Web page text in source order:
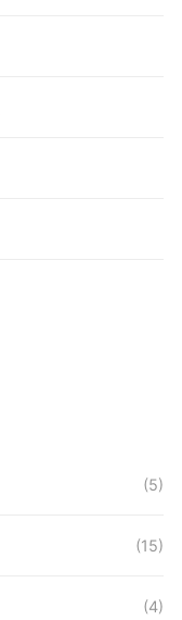
(5)
(15)
(4)